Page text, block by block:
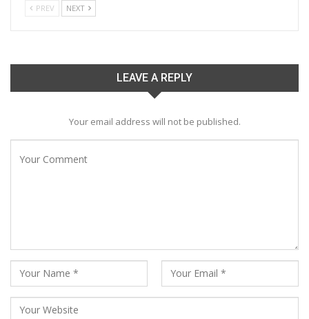
PREV NEXT
LEAVE A REPLY
Your email address will not be published.